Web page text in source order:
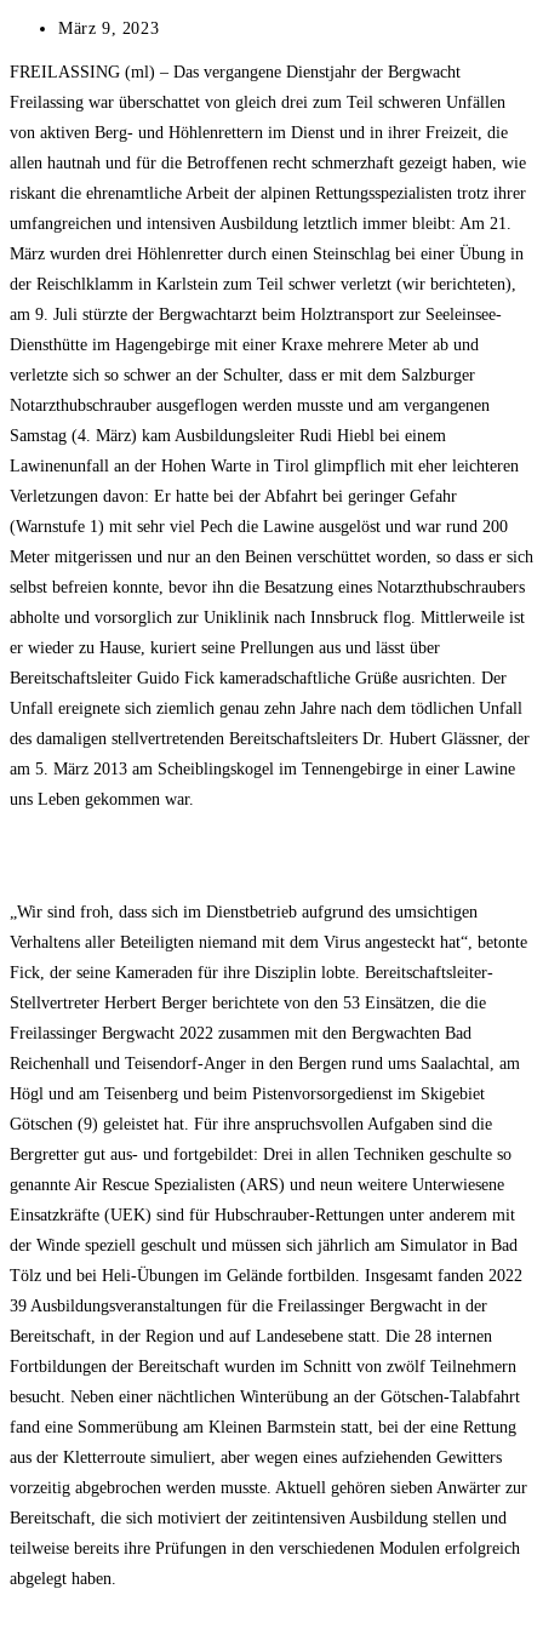
Beitrag
März 9, 2023
FREILASSING (ml) – Das vergangene Dienstjahr der Bergwacht
Freilassing war überschattet von gleich drei zum Teil schweren Unfällen
von aktiven Berg- und Höhlenrettern im Dienst und in ihrer Freizeit, die
allen hautnah und für die Betroffenen recht schmerzhaft gezeigt haben, wie
riskant die ehrenamtliche Arbeit der alpinen Rettungsspezialisten trotz ihrer
umfangreichen und intensiven Ausbildung letztlich immer bleibt: Am 21.
März wurden drei Höhlenretter durch einen Steinschlag bei einer Übung in
der Reischlklamm in Karlstein zum Teil schwer verletzt (wir berichteten),
am 9. Juli stürzte der Bergwachtarzt beim Holztransport zur Seeleinsee-
Diensthütte im Hagengebirge mit einer Kraxe mehrere Meter ab und
verletzte sich so schwer an der Schulter, dass er mit dem Salzburger
Notarzthubschrauber ausgeflogen werden musste und am vergangenen
Samstag (4. März) kam Ausbildungsleiter Rudi Hiebl bei einem
Lawinenunfall an der Hohen Warte in Tirol glimpflich mit eher leichteren
Verletzungen davon: Er hatte bei der Abfahrt bei geringer Gefahr
(Warnstufe 1) mit sehr viel Pech die Lawine ausgelöst und war rund 200
Meter mitgerissen und nur an den Beinen verschüttet worden, so dass er sich
selbst befreien konnte, bevor ihn die Besatzung eines Notarzthubschraubers
abholte und vorsorglich zur Uniklinik nach Innsbruck flog. Mittlerweile ist
er wieder zu Hause, kuriert seine Prellungen aus und lässt über
Bereitschaftsleiter Guido Fick kameradschaftliche Grüße ausrichten. Der
Unfall ereignete sich ziemlich genau zehn Jahre nach dem tödlichen Unfall
des damaligen stellvertretenden Bereitschaftsleiters Dr. Hubert Glässner, der
am 5. März 2013 am Scheiblingskogel im Tennengebirge in einer Lawine
uns Leben gekommen war.
„Wir sind froh, dass sich im Dienstbetrieb aufgrund des umsichtigen
Verhaltens aller Beteiligten niemand mit dem Virus angesteckt hat“, betonte
Fick, der seine Kameraden für ihre Disziplin lobte. Bereitschaftsleiter-
Stellvertreter Herbert Berger berichtete von den 53 Einsätzen, die die
Freilassinger Bergwacht 2022 zusammen mit den Bergwachten Bad
Reichenhall und Teisendorf-Anger in den Bergen rund ums Saalachtal, am
Högl und am Teisenberg und beim Pistenvorsorgedienst im Skigebiet
Götschen (9) geleistet hat. Für ihre anspruchsvollen Aufgaben sind die
Bergretter gut aus- und fortgebildet: Drei in allen Techniken geschulte so
genannte Air Rescue Spezialisten (ARS) und neun weitere Unterwiesene
Einsatzkräfte (UEK) sind für Hubschrauber-Rettungen unter anderem mit
der Winde speziell geschult und müssen sich jährlich am Simulator in Bad
Tölz und bei Heli-Übungen im Gelände fortbilden. Insgesamt fanden 2022
39 Ausbildungsveranstaltungen für die Freilassinger Bergwacht in der
Bereitschaft, in der Region und auf Landesebene statt. Die 28 internen
Fortbildungen der Bereitschaft wurden im Schnitt von zwölf Teilnehmern
besucht. Neben einer nächtlichen Winterübung an der Götschen-Talabfahrt
fand eine Sommerübung am Kleinen Barmstein statt, bei der eine Rettung
aus der Kletterroute simuliert, aber wegen eines aufziehenden Gewitters
vorzeitig abgebrochen werden musste. Aktuell gehören sieben Anwärter zur
Bereitschaft, die sich motiviert der zeitintensiven Ausbildung stellen und
teilweise bereits ihre Prüfungen in den verschiedenen Modulen erfolgreich
abgelegt haben.